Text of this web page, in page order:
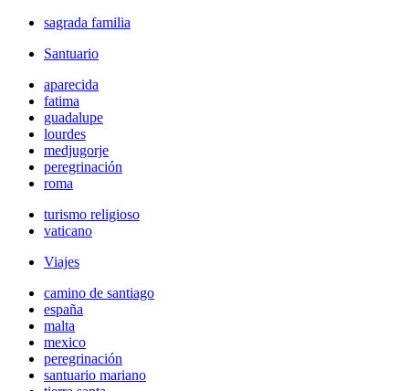
sagrada familia
Santuario
aparecida
fatima
guadalupe
lourdes
medjugorje
peregrinación
roma
turismo religioso
vaticano
Viajes
camino de santiago
españa
malta
mexico
peregrinación
santuario mariano